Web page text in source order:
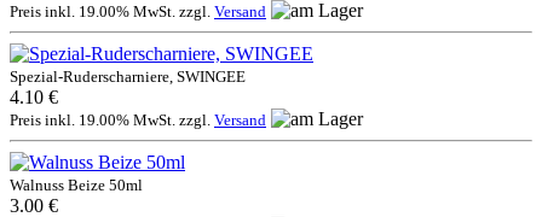
Preis inkl. 19.00% MwSt. zzgl. Versand
Spezial-Ruderscharniere, SWINGEE
4.10 €
Preis inkl. 19.00% MwSt. zzgl. Versand
Walnuss Beize 50ml
3.00 €